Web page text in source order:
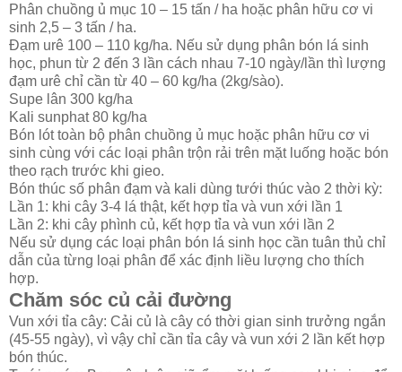
Phân chuồng ủ mục 10 – 15 tấn / ha hoặc phân hữu cơ vi
sinh 2,5 – 3 tấn / ha.
Đạm urê 100 – 110 kg/ha. Nếu sử dụng phân bón lá sinh
học, phun từ 2 đến 3 lần cách nhau 7-10 ngày/lần thì lượng
đạm urê chỉ cần từ 40 – 60 kg/ha (2kg/sào).
Supe lân 300 kg/ha
Kali sunphat 80 kg/ha
Bón lót toàn bộ phân chuồng ủ mục hoặc phân hữu cơ vi
sinh cùng với các loại phân trộn rải trên mặt luống hoặc bón
theo rạch trước khi gieo.
Bón thúc số phân đạm và kali dùng tưới thúc vào 2 thời kỳ:
Lần 1: khi cây 3-4 lá thật, kết hợp tỉa và vun xới lần 1
Lần 2: khi cây phình củ, kết hợp tỉa và vun xới lần 2
Nếu sử dụng các loại phân bón lá sinh học cần tuân thủ chỉ
dẫn của từng loại phân để xác định liều lượng cho thích
hợp.
Chăm sóc củ cải đường
Vun xới tỉa cây: Cải củ là cây có thời gian sinh trưởng ngắn
(45-55 ngày), vì vậy chỉ cần tỉa cây và vun xới 2 lần kết hợp
bón thúc.